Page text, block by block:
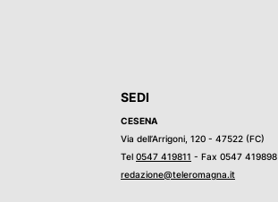
SEDI
CESENA
Via dell’Arrigoni, 120 - 47522 (FC)
Tel 0547 419811 - Fax 0547 419898
redazione@teleromagna.it